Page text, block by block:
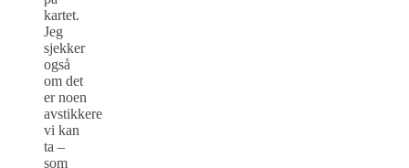
kartet.
Jeg
sjekker
også
om det
er noen
avstikkere
vi kan
ta –
som